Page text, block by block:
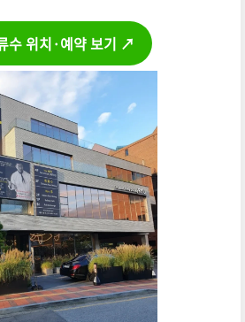
위치·예약 보기 ↗️